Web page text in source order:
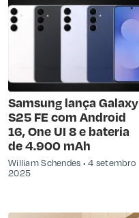
Samsung lança Galaxy
S25 FE com Android
16, One UI 8 e bateria
de 4.900 mAh
William Schendes
4 setembro
2025